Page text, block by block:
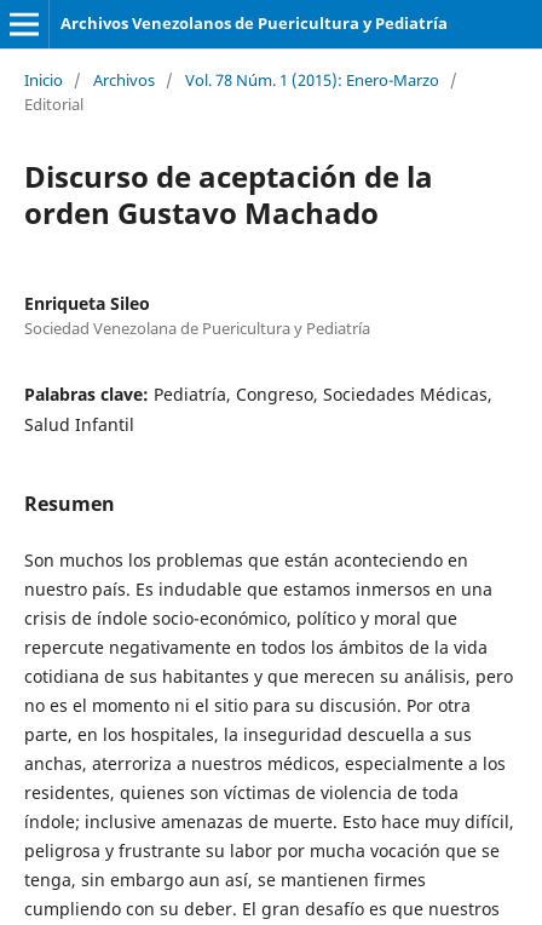
Archivos Venezolanos de Puericultura y Pediatría
Inicio / Archivos / Vol. 78 Núm. 1 (2015): Enero-Marzo /
Editorial
Discurso de aceptación de la
orden Gustavo Machado
Enriqueta Sileo
Sociedad Venezolana de Puericultura y Pediatría
Palabras clave: Pediatría, Congreso, Sociedades Médicas,
Salud Infantil
Resumen
Son muchos los problemas que están aconteciendo en
nuestro país. Es indudable que estamos inmersos en una
crisis de índole socio-económico, político y moral que
repercute negativamente en todos los ámbitos de la vida
cotidiana de sus habitantes y que merecen su análisis, pero
no es el momento ni el sitio para su discusión. Por otra
parte, en los hospitales, la inseguridad descuella a sus
anchas, aterroriza a nuestros médicos, especialmente a los
residentes, quienes son víctimas de violencia de toda
índole; inclusive amenazas de muerte. Esto hace muy difícil,
peligrosa y frustrante su labor por mucha vocación que se
tenga, sin embargo aun así, se mantienen firmes
cumpliendo con su deber. El gran desafío es que nuestros